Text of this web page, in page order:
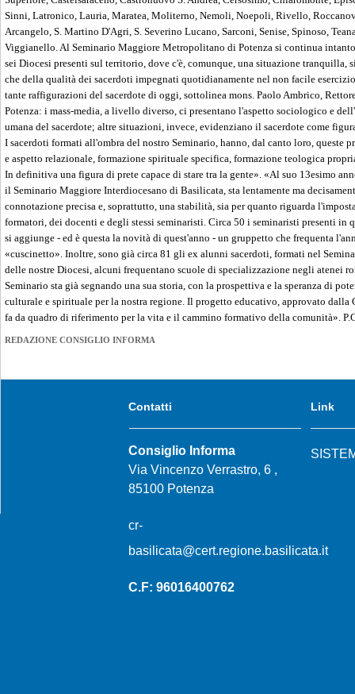
REDAZIONE CONSIGLIO INFORMA
Contatti
Consiglio Informa
Via Vincenzo Verrastro, 6 ,
85100 Potenza
cr-
basilicata@cert.regione.basilicata.it
C.F: 96016400762
Link